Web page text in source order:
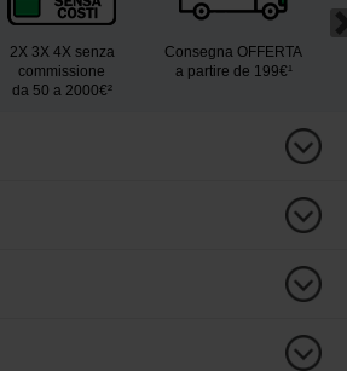
2X 3X 4X senza
commissione
da 50 a 2000€²
Consegna OFFERTA
a partire de 199€¹